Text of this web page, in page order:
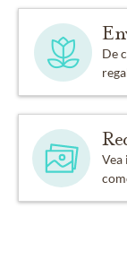
De
Vea